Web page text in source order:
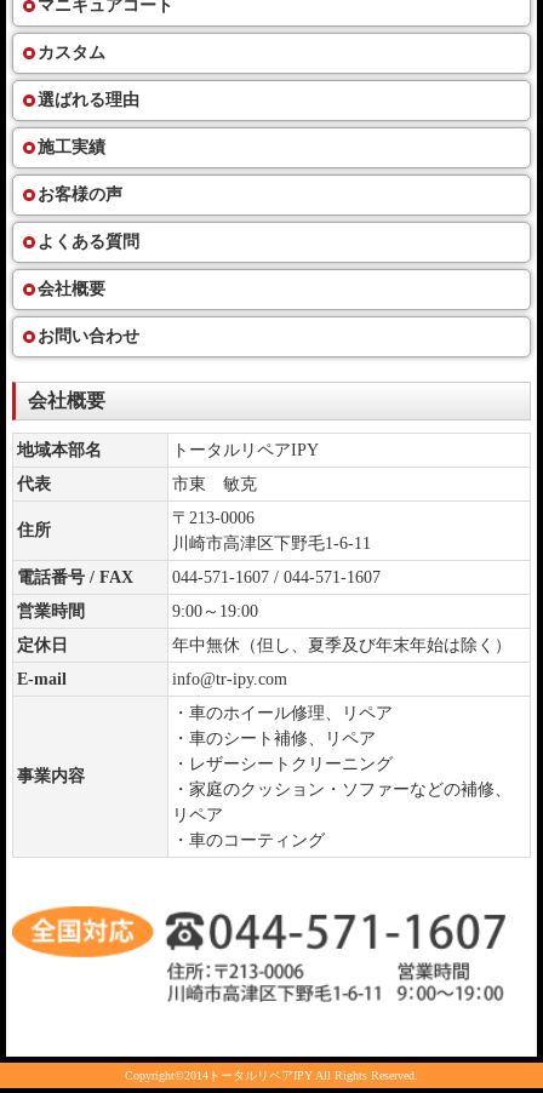
マニキュアコート
カスタム
選ばれる理由
施工実績
お客様の声
よくある質問
会社概要
お問い合わせ
会社概要
地域本部名
トータルリペアIPY
代表
市東 敏克
住所
〒213-0006
川崎市高津区下野毛1-6-11
電話番号 / FAX
044-571-1607 / 044-571-1607
営業時間
9:00～19:00
定休日
年中無休（但し、夏季及び年末年始は除く）
E-mail
info@tr-ipy.com
事業内容
・車のホイール修理、リペア
・車のシート補修、リペア
・レザーシートクリーニング
・家庭のクッション・ソファーなどの補修、
リペア
・車のコーティング
Copyright©2014トータルリペアIPY All Rights Reserved.